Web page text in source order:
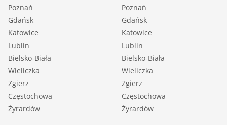
Poznań
Gdańsk
Katowice
Lublin
Bielsko-Biała
Wieliczka
Zgierz
Częstochowa
Żyrardów
Poznań
Gdańsk
Katowice
Lublin
Bielsko-Biała
Wieliczka
Zgierz
Częstochowa
Żyrardów